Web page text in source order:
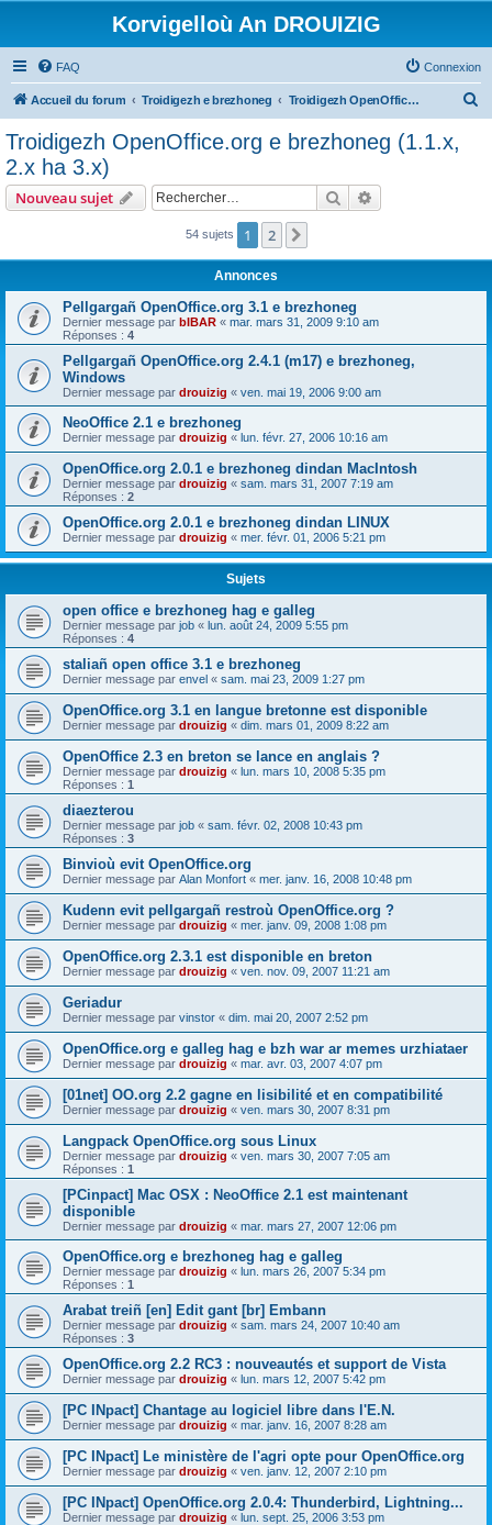
Korvigelloù An DROUIZIG
FAQ Connexion
Accueil du forum Troidigezh e brezhoneg Troidigezh OpenOffice.org e brezhoneg (1.1.x, 2.x ha 3.x)
c
Troidigezh OpenOffice.org e brezhoneg (1.1.x,
2.x ha 3.x)
Nouveau sujet Rechercher
54 sujets 1 2
Annonces
Pellgargañ OpenOffice.org 3.1 e brezhoneg
Dernier message par bIBAR « mar. mars 31, 2009 9:10 am
Réponses : 4
Pellgargañ OpenOffice.org 2.4.1 (m17) e brezhoneg,
Windows
Dernier message par drouizig « ven. mai 19, 2006 9:00 am
NeoOffice 2.1 e brezhoneg
Dernier message par drouizig « lun. févr. 27, 2006 10:16 am
OpenOffice.org 2.0.1 e brezhoneg dindan MacIntosh
Dernier message par drouizig « sam. mars 31, 2007 7:19 am
Réponses : 2
OpenOffice.org 2.0.1 e brezhoneg dindan LINUX
Dernier message par drouizig « mer. févr. 01, 2006 5:21 pm
Sujets
open office e brezhoneg hag e galleg
Dernier message par job « lun. août 24, 2009 5:55 pm
Réponses : 4
staliañ open office 3.1 e brezhoneg
Dernier message par envel « sam. mai 23, 2009 1:27 pm
OpenOffice.org 3.1 en langue bretonne est disponible
Dernier message par drouizig « dim. mars 01, 2009 8:22 am
OpenOffice 2.3 en breton se lance en anglais ?
Dernier message par drouizig « lun. mars 10, 2008 5:35 pm
Réponses : 1
diaezterou
Dernier message par job « sam. févr. 02, 2008 10:43 pm
Réponses : 3
Binvioù evit OpenOffice.org
Dernier message par Alan Monfort « mer. janv. 16, 2008 10:48 pm
Kudenn evit pellgargañ restroù OpenOffice.org ?
Dernier message par drouizig « mer. janv. 09, 2008 1:08 pm
OpenOffice.org 2.3.1 est disponible en breton
Dernier message par drouizig « ven. nov. 09, 2007 11:21 am
Geriadur
Dernier message par vinstor « dim. mai 20, 2007 2:52 pm
OpenOffice.org e galleg hag e bzh war ar memes urzhiataer
Dernier message par drouizig « mar. avr. 03, 2007 4:07 pm
[01net] OO.org 2.2 gagne en lisibilité et en compatibilité
Dernier message par drouizig « ven. mars 30, 2007 8:31 pm
Langpack OpenOffice.org sous Linux
Dernier message par drouizig « ven. mars 30, 2007 7:05 am
Réponses : 1
[PCinpact] Mac OSX : NeoOffice 2.1 est maintenant
disponible
Dernier message par drouizig « mar. mars 27, 2007 12:06 pm
OpenOffice.org e brezhoneg hag e galleg
Dernier message par drouizig « lun. mars 26, 2007 5:34 pm
Réponses : 1
Arabat treiñ [en] Edit gant [br] Embann
Dernier message par drouizig « sam. mars 24, 2007 10:40 am
Réponses : 3
OpenOffice.org 2.2 RC3 : nouveautés et support de Vista
Dernier message par drouizig « lun. mars 12, 2007 5:42 pm
[PC INpact] Chantage au logiciel libre dans l'E.N.
Dernier message par drouizig « mar. janv. 16, 2007 8:28 am
[PC INpact] Le ministère de l'agri opte pour OpenOffice.org
Dernier message par drouizig « ven. janv. 12, 2007 2:10 pm
[PC INpact] OpenOffice.org 2.0.4: Thunderbird, Lightning...
Dernier message par drouizig « lun. sept. 25, 2006 3:53 pm